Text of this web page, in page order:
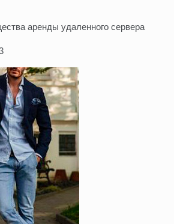
аренды удаленного сервера